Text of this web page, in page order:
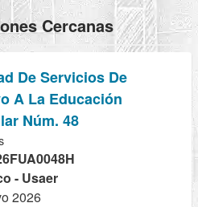
Cercanas
De Servicios De
A La Educación
Núm. 48
- Usaer
2026